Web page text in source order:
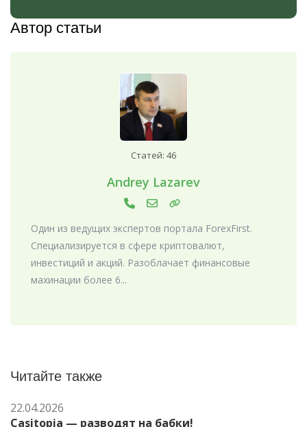
Автор статьи
Статей: 46
Andrey Lazarev
Один из ведущих экспертов портала ForexFirst.
Специализируется в сфере криптовалют,
инвестиций и акций. Разоблачает финансовые
махинации более 6...
Читайте также
22.04.2026
Casitopia — разводят на бабки!